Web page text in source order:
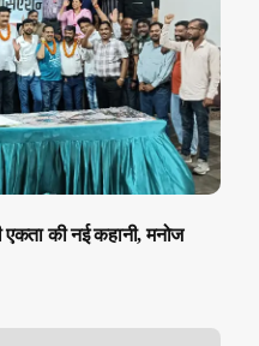
एकता की नई कहानी, मनोज